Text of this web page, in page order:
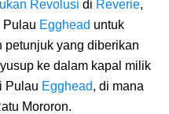
Revolusi di Reverie,
Pulau Egghead untuk
petunjuk yang diberikan
ke dalam kapal milik
Pulau Egghead, di mana
Mororon.